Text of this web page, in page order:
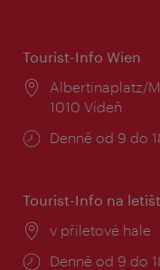
Tourist-Info Wien
Místo:
Albertinaplatz/
1010 Vídeň
Provozní
Denně od 9 do
Tourist-Info na
Místo:
v příletové hale
Provozní
Denně od 9 do